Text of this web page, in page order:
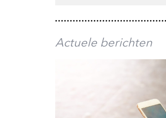
Actuele berichten